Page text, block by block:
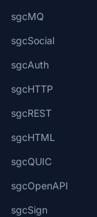
sgcMQ
sgcSocial
sgcAuth
sgcHTTP
sgcREST
sgcHTML
sgcQUIC
sgcOpenAPI
sgcSign